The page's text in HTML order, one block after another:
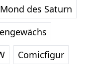
Mond des Saturn
Comicfigur